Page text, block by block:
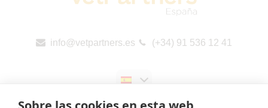
info@vetpartners.es (+34) 91 536 12 41